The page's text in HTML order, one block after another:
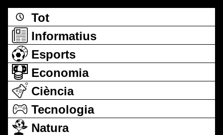
Tot
Informatius
Esports
Economia
Ciència
Tecnologia
Natura